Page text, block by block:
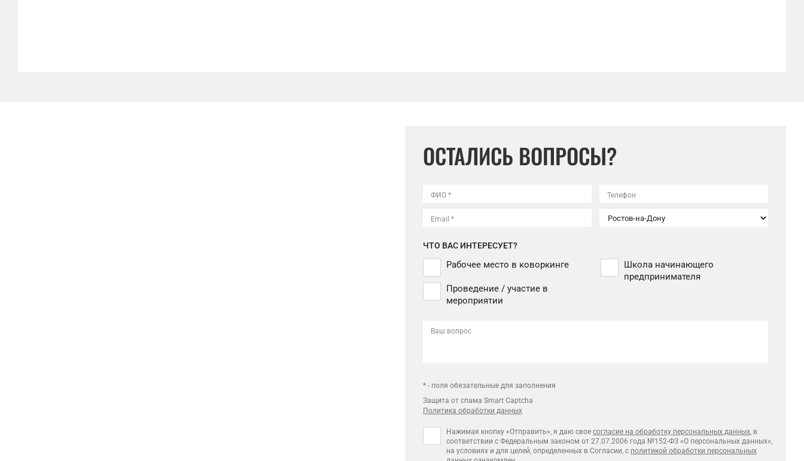
ОСТАЛИСЬ ВОПРОСЫ?
ФИО * Телефон
Email *
ЧТО ВАС ИНТЕРЕСУЕТ?
Рабочее место в коворкинге
Проведение / участие в
мероприятии
Школа начинающего
предпринимателя
Ваш вопрос
* - поля обязательные для заполнения
Защита от спама Smart Captcha
Политика обработки данных
Нажимая кнопку «Отправить», я даю свое согласие на обработку персональных данных, в
соответствии с Федеральным законом от 27.07.2006 года №152-ФЗ «О персональных данных»,
на условиях и для целей, определенных в Согласии, с политикой обработки персональных